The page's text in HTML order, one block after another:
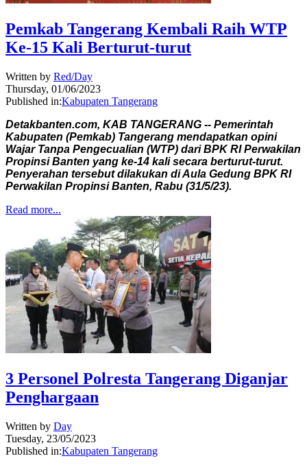
Pemkab Tangerang Kembali Raih WTP
Ke-15 Kali Berturut-turut
Written by Red/Day
Thursday, 01/06/2023
Published in:Kabupaten Tangerang
Detakbanten.com, KAB TANGERANG -- Pemerintah
Kabupaten (Pemkab) Tangerang mendapatkan opini
Wajar Tanpa Pengecualian (WTP) dari BPK RI Perwakilan
Propinsi Banten yang ke-14 kali secara berturut-turut.
Penyerahan tersebut dilakukan di Aula Gedung BPK RI
Perwakilan Propinsi Banten, Rabu (31/5/23).
Read more...
3 Personel Polresta Tangerang Diganjar
Penghargaan
Written by Day
Tuesday, 23/05/2023
Published in:Kabupaten Tangerang